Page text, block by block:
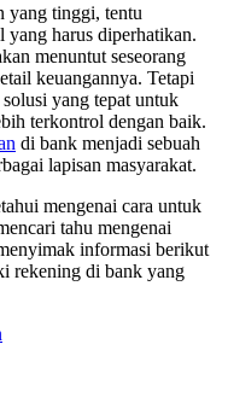
yang tinggi, tentu
yang harus diperhatikan.
menuntut seseorang
keuangannya. Tetapi
yang tepat untuk
terkontrol dengan baik.
di bank menjadi sebuah
lapisan masyarakat.
mengenai cara untuk
tahu mengenai
informasi berikut
rekening di bank yang